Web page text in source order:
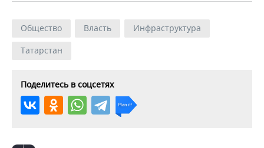
Общество Власть
Инфраструктура
Татарстан
Поделитесь в соцсетях